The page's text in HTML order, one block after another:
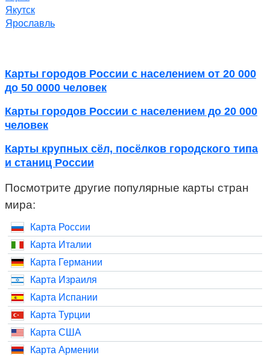
Якутск
Ярославль
Карты городов России с населением от 20 000
до 50 0000 человек
Карты городов России с населением до 20 000
человек
Карты крупных сёл, посёлков городского типа
и станиц России
Посмотрите другие популярные карты стран
мира:
Карта России
Карта Италии
Карта Германии
Карта Израиля
Карта Испании
Карта Турции
Карта США
Карта Армении